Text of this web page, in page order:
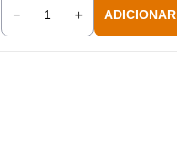
＋
－ ADICIONAR